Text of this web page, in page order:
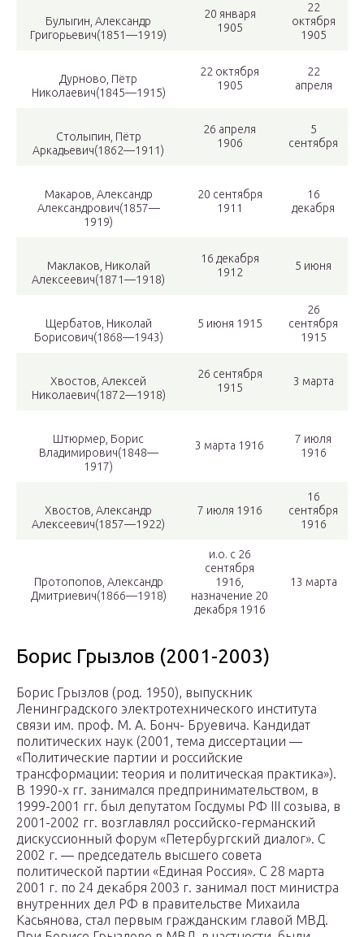
Булыгин, Александр
Григорьевич(1851—1919)
20 января
1905
22
октября
1905
Дурново, Пётр
Николаевич(1845—1915)
22 октября
1905
22
апреля
Столыпин, Пётр
Аркадьевич(1862—1911)
26 апреля
1906
5
сентября
Макаров, Александр
Александрович(1857—
1919)
20 сентября
1911
16
декабря
Маклаков, Николай
Алексеевич(1871—1918)
16 декабря
1912
5 июня
Щербатов, Николай
Борисович(1868—1943)
5 июня 1915
26
сентября
1915
Хвостов, Алексей
Николаевич(1872—1918)
26 сентября
1915
3 марта
Штюрмер, Борис
Владимирович(1848—
1917)
3 марта 1916
7 июля
1916
Хвостов, Александр
Алексеевич(1857—1922)
7 июля 1916
16
сентября
1916
Протопопов, Александр
Дмитриевич(1866—1918)
и.о. с 26
сентября
1916,
назначение 20
декабря 1916
13 марта
Борис Грызлов (2001-2003)
Борис Грызлов (род. 1950), выпускник
Ленинградского электротехнического института
связи им. проф. М. А. Бонч- Бруевича. Кандидат
политических наук (2001, тема диссертации —
«Политические партии и российские
трансформации: теория и политическая практика»).
В 1990-х гг. занимался предпринимательством, в
1999-2001 гг. был депутатом Госдумы РФ III созыва, в
2001-2002 гг. возглавлял российско-германский
дискуссионный форум «Петербургский диалог». С
2002 г. — председатель высшего совета
политической партии «Единая Россия». С 28 марта
2001 г. по 24 декабря 2003 г. занимал пост министра
внутренних дел РФ в правительстве Михаила
Касьянова, стал первым гражданским главой МВД.